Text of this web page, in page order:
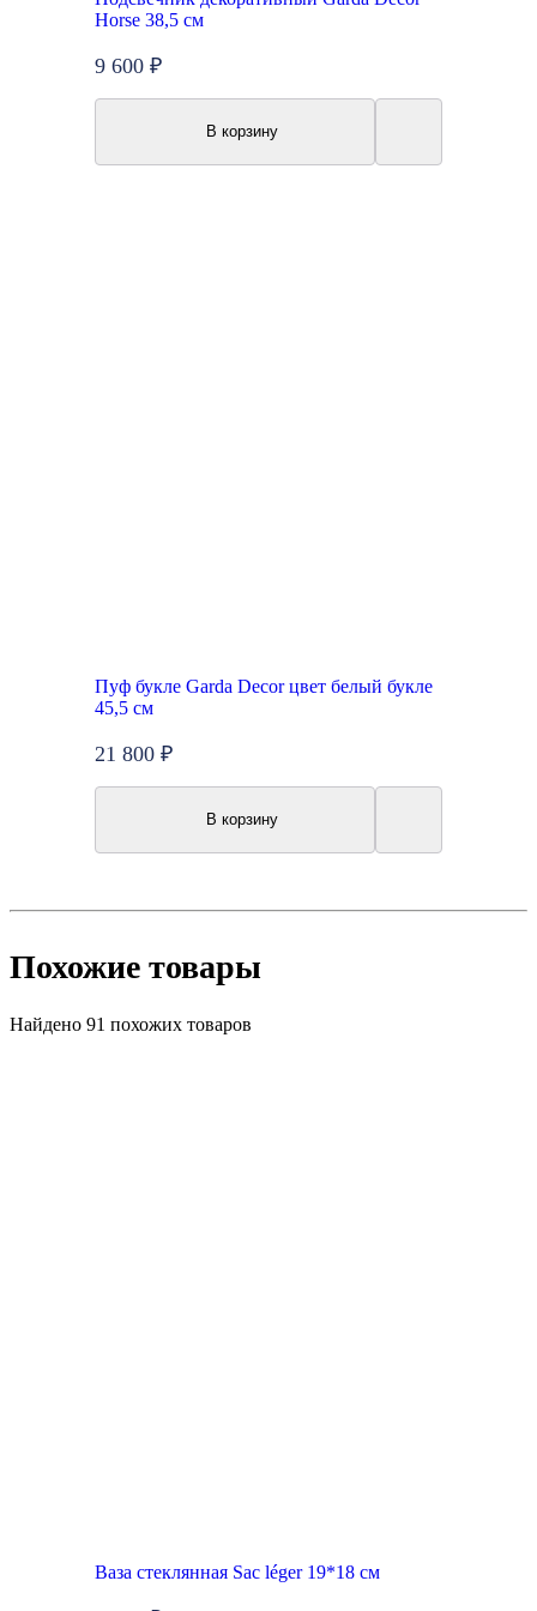
Horse 38,5 см
9 600 ₽
В корзину
Пуф букле Garda Decor цвет белый букле
45,5 см
21 800 ₽
В корзину
Похожие товары
Найдено 91 похожих товаров
Ваза стеклянная Sac léger 19*18 см